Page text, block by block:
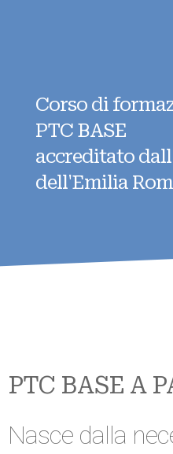
Corso di
PTC BASE
accreditato
dell'Emilia
PTC BASE A
Nasce dalla